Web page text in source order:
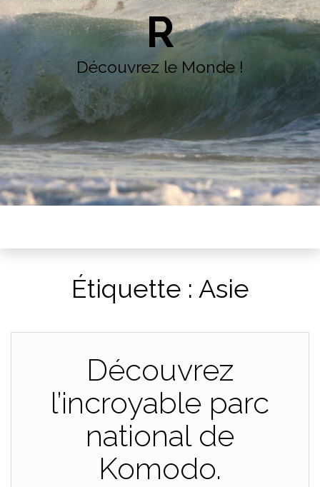
R
Découvrez le Monde !
Étiquette : Asie
Découvrez
l’incroyable parc
national de
Komodo.